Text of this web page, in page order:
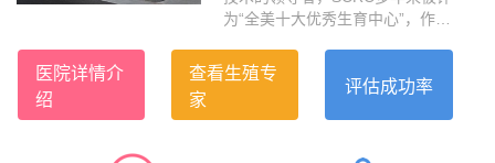
为“全美十大优秀生育中心”，作为
被公认为医疗业的黄金标准，大
龄自卵活产成功率全美第一，高
医院详情介
绍
查看生殖专
家
评估成功率